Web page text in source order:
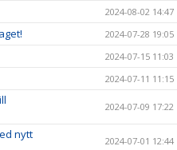
2024-08-02 14:47
2024-07-28 19:05
2024-07-15 11:03
2024-07-11 11:15
2024-07-09 17:22
nytt
2024-07-01 12:44